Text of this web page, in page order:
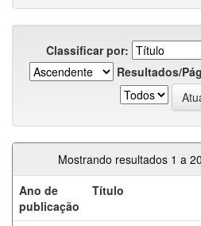
Classificar por:
Resultados/
Mostrando resultados 1 a
Ano de
publicação
Título